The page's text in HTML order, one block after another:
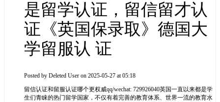
是留学认证，留信留才认
证《英国保录取》德国大
学留服认 证
Posted by Deleted User on 2025-05-27 at 05:18
留信认证和留服认证哪个更权威qq/wechat: 729926040英国一直以来都是学
生们青睐的热门留学国家，不仅有着完善的教育体系、世界一流的教育水